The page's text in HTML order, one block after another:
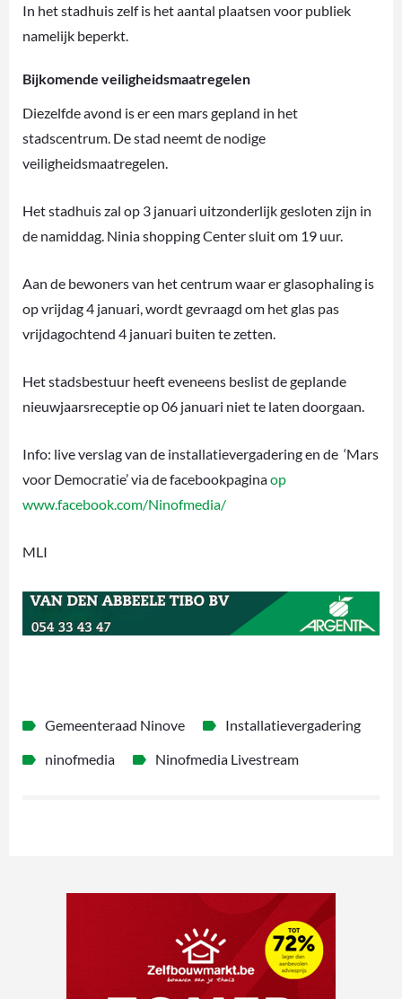
In het stadhuis zelf is het aantal plaatsen voor publiek
namelijk beperkt.
Bijkomende veiligheidsmaatregelen
Diezelfde avond is er een mars gepland in het
stadscentrum. De stad neemt de nodige
veiligheidsmaatregelen.
Het stadhuis zal op 3 januari uitzonderlijk gesloten zijn in
de namiddag. Ninia shopping Center sluit om 19 uur.
Aan de bewoners van het centrum waar er glasophaling is
op vrijdag 4 januari, wordt gevraagd om het glas pas
vrijdagochtend 4 januari buiten te zetten.
Het stadsbestuur heeft eveneens beslist de geplande
nieuwjaarsreceptie op 06 januari niet te laten doorgaan.
Info: live verslag van de installatievergadering en de ‘Mars
voor Democratie’ via de facebookpaginaop
www.facebook.com/Ninofmedia/
MLI
Gemeenteraad Ninove
Installatievergadering
ninofmedia
Ninofmedia Livestream